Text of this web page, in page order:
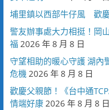
埔里鎮以西部牛仔風 歡
警友辦事處大力相挺！岡
福 2026 年 8 月 8 日
守望相助的暖心守護 湖內
危機2026 年 8 月 8 日
歡慶父親節！《台中通
情端好康2026 年 8 月 8 日